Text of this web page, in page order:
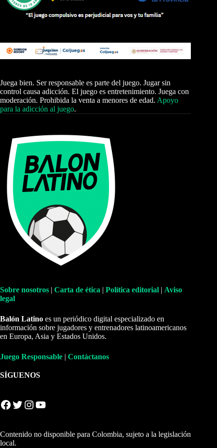
Juega bien. Ser responsable es parte del juego. Jugar sin
control causa adicción. El juego es entretenimiento. Juega con
moderación. Prohibida la venta a menores de edad. Apoyo
para la adicción al juego.
Sobre nosotros | Carta de ética | Política editorial | Aviso
legal
Balón Latino es un periódico digital especializado en
información sobre jugadores y entrenadores latinoamericanos
en Europa, Asia y Estados Unidos.
Juego Responsable | Contáctanos
SÍGUENOS
Facebook Twitter Instagram YouTube
Contenido no disponible para Colombia, sujeto a la legislación
local.